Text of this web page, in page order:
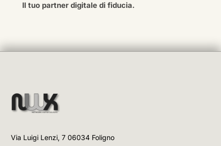
Il tuo partner digitale di fiducia.
Via Luigi Lenzi, 7 06034 Foligno